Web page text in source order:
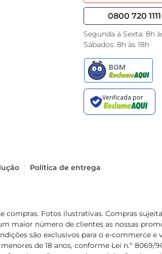
0800 720 1111
Segunda à Sexta: 8h
Sábados: 8h às 18h
Política de entrega
Fotos ilustrativas. Compras
maior número de clientes as nossas
são exclusivos para o e-commerce e
de 18 anos, conforme Lei n.º 8069/